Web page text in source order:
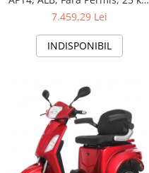
Aparate de vidat
pe ora, 1000W, autonomie
7.459,29 Lei
INDISPONIBIL